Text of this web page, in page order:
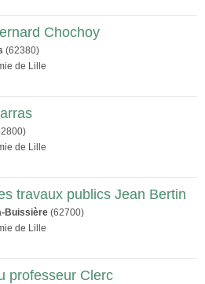
Chochoy
(62380)
de Lille
de Lille
travaux publics Jean Bertin
Buissière (62700)
de Lille
professeur Clerc